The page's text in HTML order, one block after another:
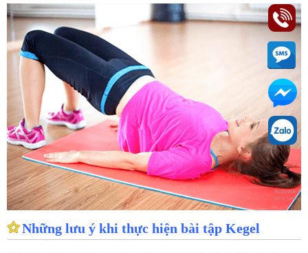
Những lưu ý khi thực hiện bài tập Kegel